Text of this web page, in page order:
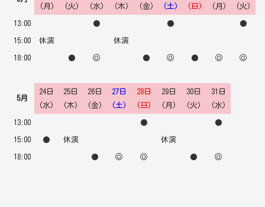
(月)
(火)
(水)
(木)
(金)
(土)
(日)
(月)
(火)
13:00
休演
●
休演
● ●
15:00
18:00 ● ◎ ● ◎ ● ◎ ◎
5月
24日
(水)
25日
(木)
26日
(金)
27日
(土)
28日
(日)
29日
(月)
30日
(火)
31日
(水)
13:00
休演
●
休演
●
15:00 ●
18:00 ● ◎ ◎ ● ◎